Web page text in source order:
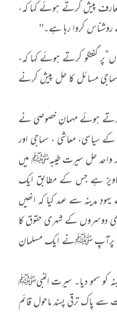
تعارف پیش کرتے ہوئے کہا کہ،
روشناس کروا رہا ہے۔''
گفتگو کرتے ہوئے کہا کہ،
مسائل کا حل پیش کرنے
ہوئے مہمانِ خصوصی نے
معاشی ، سماجی اور
واحد حل سیرت طیبہﷺ میں
ہے جس کے مطابق ایک
مدینہ سے عہد کیا کہ انھیں
دوسروں کے شہری حقوق کا
پرآپ ﷺنے ایک مسلمان
کو سمو دیا۔ سیرت النبیﷺ
پاک ترقی پسند ماحول قائم